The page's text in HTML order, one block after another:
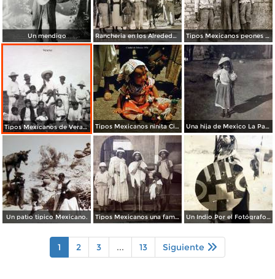
Un mendigo Rancheria en los Alrededores. Tipos Mexicanos peones 1906.
Tipos Mexicanos de Veracruz. Tipos Mexicanos ninita Ciudad de México 1954.. Una hija de Mexico La Parrila Durango 15 de Diciembre de 1907
Un patio tipico Mexicano. Tipos Mexicanos una familia tarahumara. ( Circulada el 22 de Noviembre de 1926 ). Un Indio Por el Fotógrafo Hugo Brehme. ( Circulada el 16 de Enero de 1936 ).
1 2 3 ... 13 Siguiente